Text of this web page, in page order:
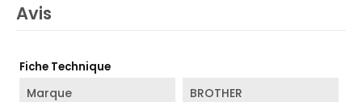
Avis
Fiche Technique
Marque BROTHER